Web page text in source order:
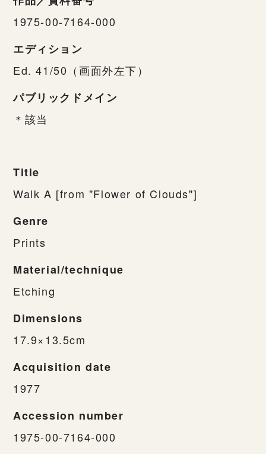
1975-00-7164-000
エディション
Ed. 41/50（画面外左下）
パブリックドメイン
＊該当
Title
Walk A [from "Flower of Clouds"]
Genre
Prints
Material/technique
Etching
Dimensions
17.9×13.5cm
Acquisition date
1977
Accession number
1975-00-7164-000